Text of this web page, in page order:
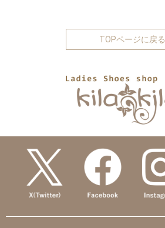
TOPページに戻る